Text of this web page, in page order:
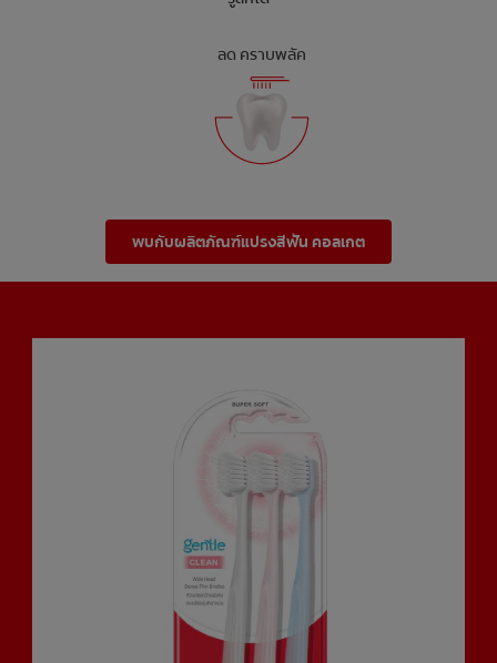
ลด คราบพลัค
พบกับผลิตภัณฑ์แปรงสีฟัน คอลเกต